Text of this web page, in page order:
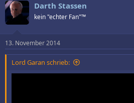
Darth Stassen
kein "echter Fan"™
13. November 2014
Lord Garan schrieb: